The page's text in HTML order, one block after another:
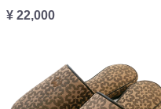
¥ 22,000